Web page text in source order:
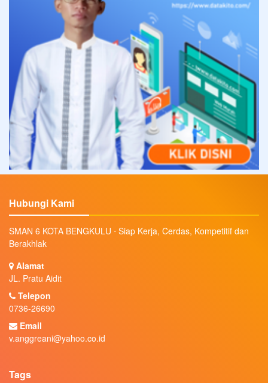
Hubungi Kami
SMAN 6 KOTA BENGKULU ⋅ Siap Kerja, Cerdas, Kompetitif dan
Berakhlak
Alamat
JL. Pratu Aidit
Telepon
0736-26690
Email
v.anggreani@yahoo.co.id
Tags